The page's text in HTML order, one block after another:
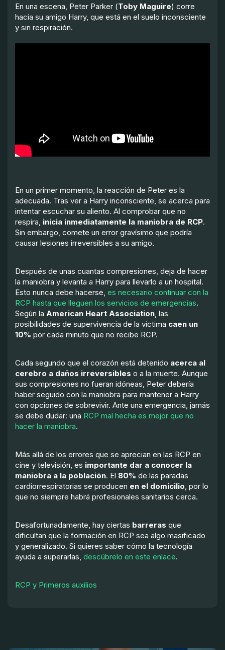
En una escena, Peter Parker (Toby Maguire) corre
hacia su amigo Harry, que está en el suelo inconsciente
y sin respiración.
En un primer momento, la reacción de Peter es la
adecuada. Tras ver a Harry inconsciente, se acerca para
intentar escuchar su aliento. Al comprobar que no
respira, inicia inmediatamente la maniobra de RCP.
Sin embargo, comete un error gravísimo que podría
causar lesiones irreversibles a su amigo.
Después de unas cuantas compresiones, deja de hacer
la maniobra y levanta a Harry para llevarlo a un hospital.
Esto nunca debe hacerse, es necesario continuar con la
RCP hasta que lleguen los servicios de emergencias.
Según la American Heart Association , las
posibilidades de supervivencia de la víctima caen un
10% por cada minuto que no recibe RCP.
Cada segundo que el corazón está detenido acerca al
cerebro a daños irreversibles o a la muerte. Aunque
sus compresiones no fueran idóneas, Peter debería
haber seguido con la maniobra para mantener a Harry
con opciones de sobrevivir. Ante una emergencia, jamás
se debe dudar: una RCP mal hecha es mejor que no
hacer la maniobra.
Más allá de los errores que se aprecian en las RCP en
cine y televisión, es importante dar a conocer la
maniobra a la población. El 80% de las paradas
cardiorrespiratorias se producen en el domicilio , por lo
que no siempre habrá profesionales sanitarios cerca.
Desafortunadamente, hay ciertas barreras que
dificultan que la formación en RCP sea algo masificado
y generalizado. Si quieres saber cómo la tecnología
ayuda a superarlas, descúbrelo en este enlace.
RCP y Primeros auxilios